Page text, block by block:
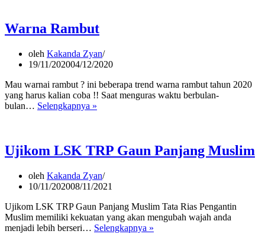
Warna Rambut
oleh Kakanda Zyan
19/11/202004/12/2020
Mau warnai rambut ? ini beberapa trend warna rambut tahun 2020
yang harus kalian coba !! Saat menguras waktu berbulan-
bulan… Selengkapnya »
Ujikom LSK TRP Gaun Panjang Muslim
oleh Kakanda Zyan
10/11/202008/11/2021
Ujikom LSK TRP Gaun Panjang Muslim Tata Rias Pengantin
Muslim memiliki kekuatan yang akan mengubah wajah anda
menjadi lebih berseri… Selengkapnya »